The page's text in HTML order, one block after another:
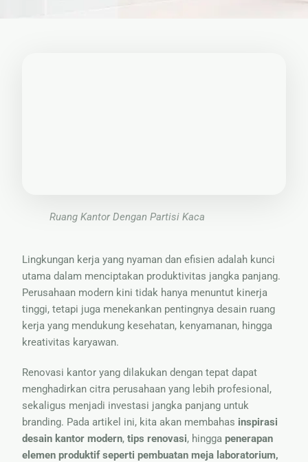
📦 Neon
🏷 Papan
Nama
Ruang Kantor Dengan Partisi Kaca
Lingkungan kerja yang nyaman dan efisien adalah kunci
utama dalam menciptakan produktivitas jangka panjang.
Perusahaan modern kini tidak hanya menuntut kinerja
tinggi, tetapi juga menekankan pentingnya desain ruang
kerja yang mendukung kesehatan, kenyamanan, hingga
kreativitas karyawan.
Renovasi kantor yang dilakukan dengan tepat dapat
menghadirkan citra perusahaan yang lebih profesional,
sekaligus menjadi investasi jangka panjang untuk
branding. Pada artikel ini, kita akan membahas inspirasi
desain kantor modern,tips renovasi, hinggapenerapan
elemen produktif seperti pembuatan meja laboratorium,